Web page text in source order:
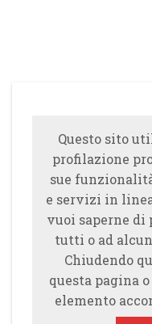
Questo sito
profilazione
sue
e servizi in
vuoi saperne di
tutti o ad
Chiudendo
questa pagina
elemento